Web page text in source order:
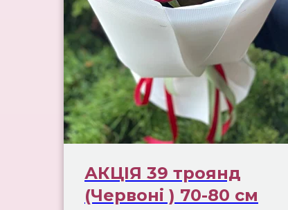
АКЦІЯ 39 троянд
(Червоні ) 70-80 см